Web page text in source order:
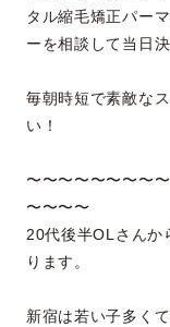
タル縮毛矯正パー
ーを相談して当日
毎朝時短で素敵な
い！
〜〜〜〜〜〜〜〜
〜〜〜〜
20代後半OLさんか
ります。
新宿は若い子多く